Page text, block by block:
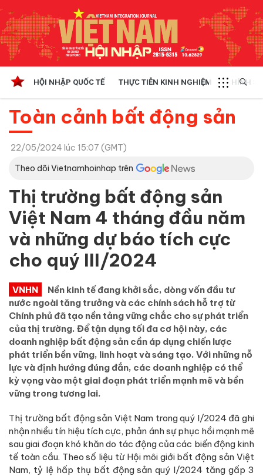
HỘI NHẬP QUỐC TẾ THỰC TIỄN KINH NGHIỆM CHÍNH
Toàn cảnh bất động sản
22/05/2024 lúc 15:07 (GMT)
Theo dõi Vietnamhoinhap trên
Thị trường bất động sản
Việt Nam 4 tháng đầu năm
và những dự báo tích cực
cho quý III/2024
VNHN
Nền kinh tế đang khởi sắc, dòng vốn đầu tư
nước ngoài tăng trưởng và các chính sách hỗ trợ từ
Chính phủ đã tạo nền tảng vững chắc cho sự phát triển
của thị trường. Để tận dụng tối đa cơ hội này, các
doanh nghiệp bất động sản cần áp dụng chiến lược
phát triển bền vững, linh hoạt và sáng tạo. Với những nỗ
lực và định hướng đúng đắn, các doanh nghiệp có thể
kỳ vọng vào một giai đoạn phát triển mạnh mẽ và bền
vững trong tương lai.
Thị trường bất động sản Việt Nam trong quý I/2024 đã ghi
nhận nhiều tín hiệu tích cực, phản ánh sự phục hồi mạnh mẽ
sau giai đoạn khó khăn do tác động của các biến động kinh
tế toàn cầu. Theo số liệu từ Hội môi giới bất động sản Việt
Nam, tỷ lệ hấp thụ bất động sản quý I/2024 tăng gấp 3